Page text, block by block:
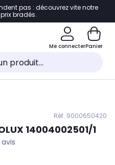
de page
pas : découvrez vite notre
bradés.
Me connecterPanier
Réf. 9000650420
14004002501/1